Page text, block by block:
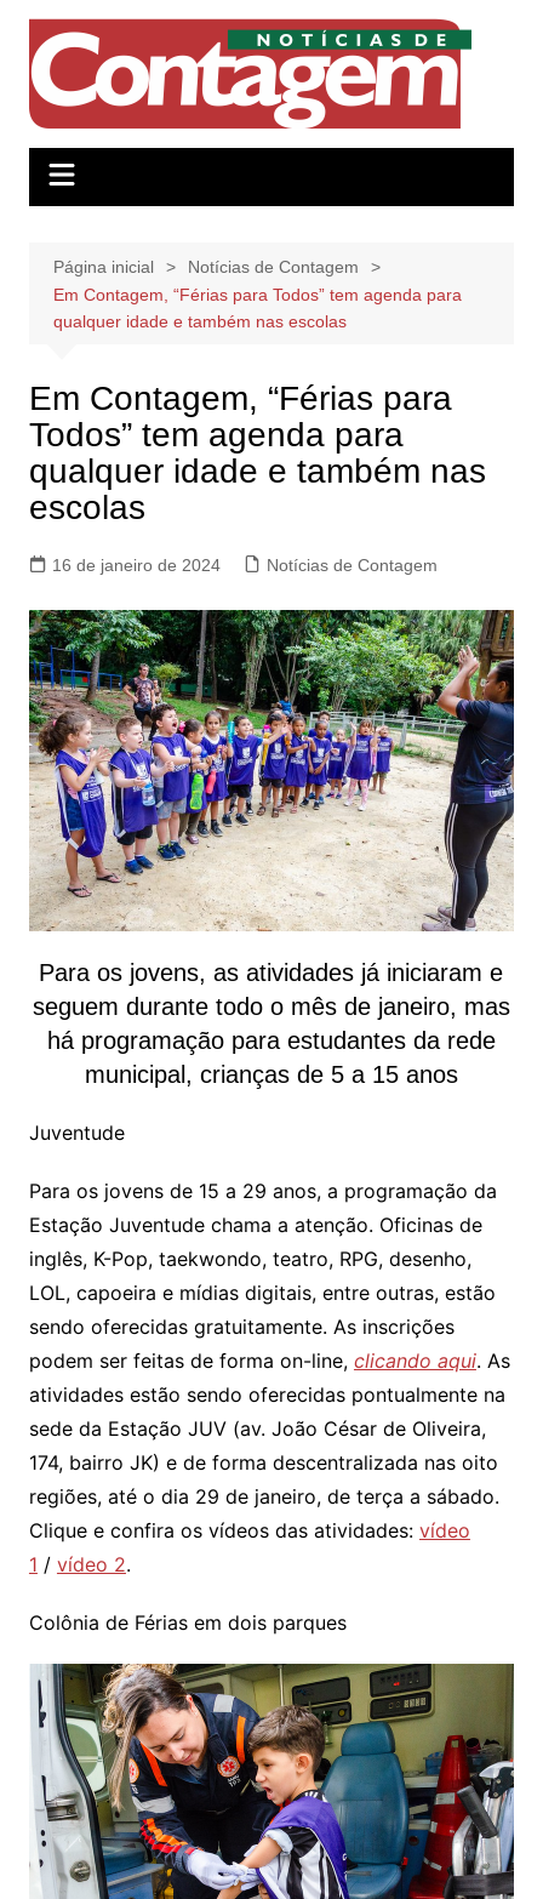
conteúdo
Página inicial
Notícias de Contagem
Em Contagem, “Férias para Todos” tem agenda para
qualquer idade e também nas escolas
Em Contagem, “Férias para
Todos” tem agenda para
qualquer idade e também nas
escolas
16 de janeiro de 2024 Notícias de Contagem
Para os jovens, as atividades já iniciaram e
seguem durante todo o mês de janeiro, mas
há programação para estudantes da rede
municipal, crianças de 5 a 15 anos
Juventude
Para os jovens de 15 a 29 anos, a programação da
Estação Juventude chama a atenção. Oficinas de
inglês, K-Pop, taekwondo, teatro, RPG, desenho,
LOL, capoeira e mídias digitais, entre outras, estão
sendo oferecidas gratuitamente. As inscrições
podem ser feitas de forma on-line, clicando aqui. As
atividades estão sendo oferecidas pontualmente na
sede da Estação JUV (av. João César de Oliveira,
174, bairro JK) e de forma descentralizada nas oito
regiões, até o dia 29 de janeiro, de terça a sábado.
Clique e confira os vídeos das atividades: vídeo
1 / vídeo 2.
Colônia de Férias em dois parques